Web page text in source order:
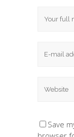
Save